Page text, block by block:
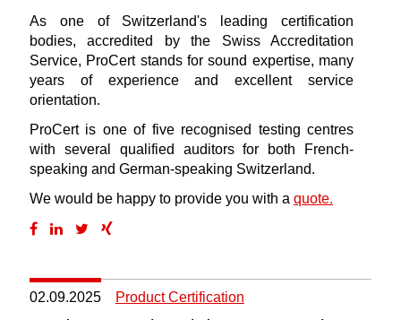
As one of Switzerland's leading certification
bodies, accredited by the Swiss Accreditation
Service, ProCert stands for sound expertise, many
years of experience and excellent service
orientation.
ProCert is one of five recognised testing centres
with several qualified auditors for both French-
speaking and German-speaking Switzerland.
We would be happy to provide you with a quote.
02.09.2025 Product Certification